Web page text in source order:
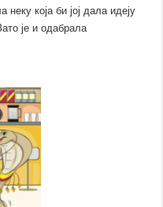
која би јој дала идеју
је и одабрала